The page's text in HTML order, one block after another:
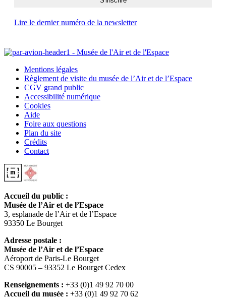
Lire le dernier numéro de la newsletter
Mentions légales
Règlement de visite du musée de l’Air et de l’Espace
CGV grand public
Accessibilité numérique
Cookies
Aide
Foire aux questions
Plan du site
Crédits
Contact
Accueil du public :
Musée de l’Air et de l’Espace
3, esplanade de l’Air et de l’Espace
93350 Le Bourget
Adresse postale :
Musée de l’Air et de l’Espace
Aéroport de Paris-Le Bourget
CS 90005 – 93352 Le Bourget Cedex
Renseignements : +33 (0)1 49 92 70 00
Accueil du musée : +33 (0)1 49 92 70 62